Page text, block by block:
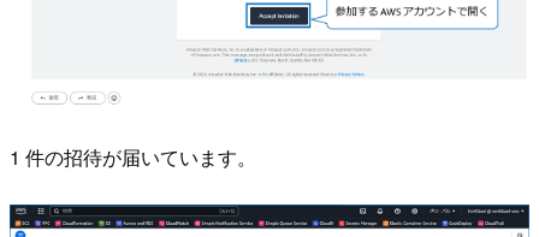
1 件の招待が届いています。